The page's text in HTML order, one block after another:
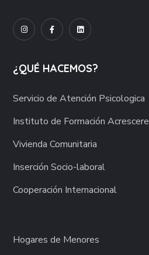
¿QUÉ HACEMOS?
Servicio de Atención Psicologica
Instituto de Formación Acrescere
Vivienda Comunitaria
Inserción Socio-laboral
Cooperación Internacional
Hogares de Menores